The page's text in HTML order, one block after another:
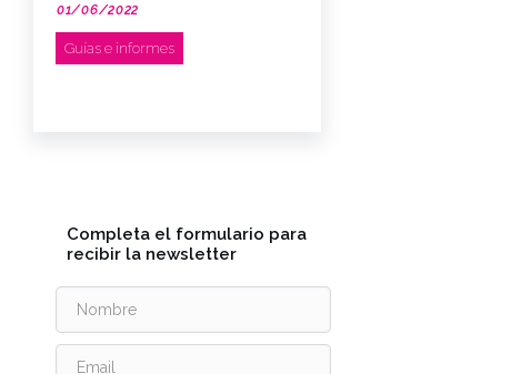
01/06/2022
Guías e informes
Completa el formulario para
recibir la newsletter